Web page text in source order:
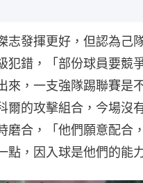
志發揮更好，但認為己
犯錯，「部份球員要競
來，一支強隊踢聯賽是
爾的攻擊組合，今場沒
磨合，「他們願意配合
點，因入球是他們的能力